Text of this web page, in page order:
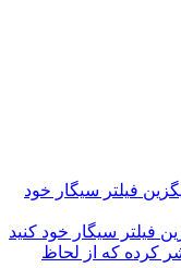
فیلتر سیگار خود کنید